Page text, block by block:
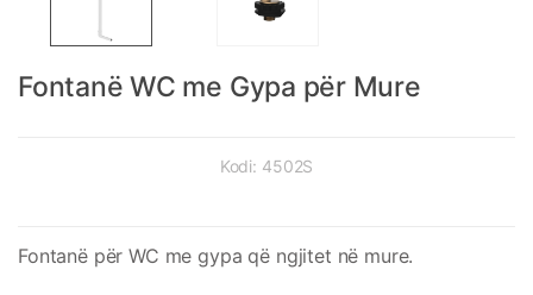
Fontanë WC me Gypa për Mure
Kodi: 4502S
Fontanë për WC me gypa që ngjitet në mure.